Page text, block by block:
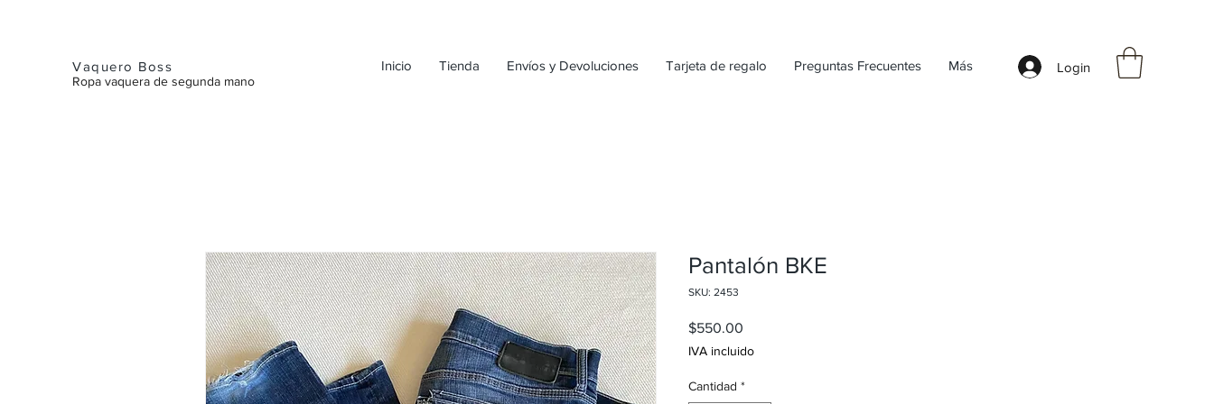
Vaquero Boss
Ropa vaquera de segunda mano
Inicio Tienda Envíos y Devoluciones Tarjeta de regalo Preguntas Frecuentes Más Login
Pantalón BKE
SKU: 2453
$550.00
IVA incluido
Cantidad *